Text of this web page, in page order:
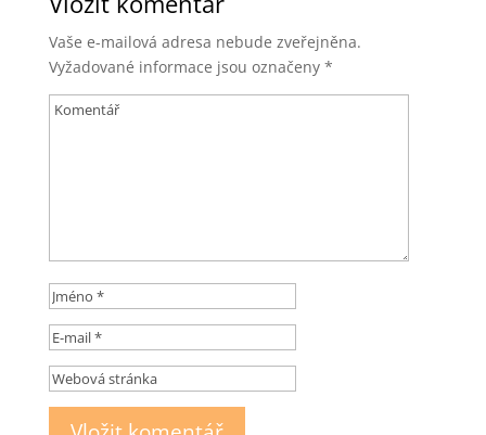
Vaše e-mailová adresa nebude zveřejněna.
Vyžadované informace jsou označeny *